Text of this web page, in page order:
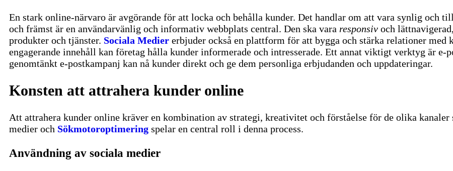
En stark online-närvaro är avgörande för att locka och behålla kunder. Det handlar om att vara synlig och
och främst är en användarvänlig och informativ webbplats central. Den ska vara responsiv och
produkter och tjänster. Sociala Medier erbjuder också en plattform för att bygga och stärka relationer med
engagerande innehåll kan företag hålla kunder informerade och intresserade. Ett annat viktigt verktyg är e-
genomtänkt e-postkampanj kan nå kunder direkt och ge dem personliga erbjudanden och uppdateringar.
Konsten att attrahera kunder online
Att attrahera kunder online kräver en kombination av strategi, kreativitet och förståelse för de olika
medier och Sökmotoroptimering spelar en central roll i denna process.
Användning av sociala medier